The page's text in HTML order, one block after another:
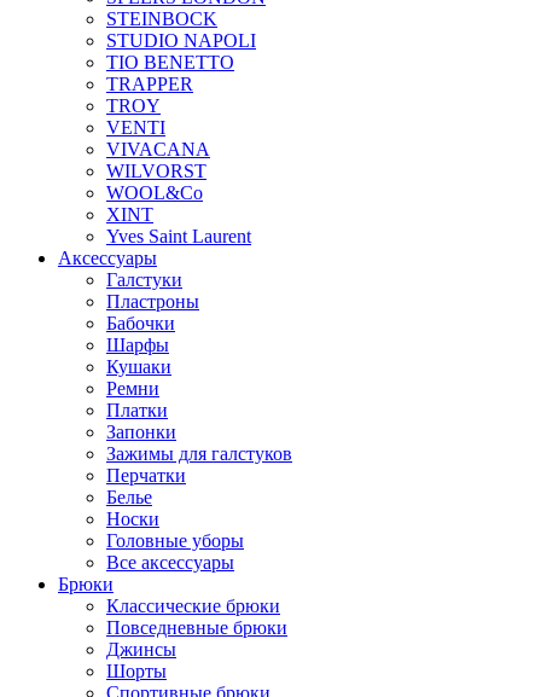
STEINBOCK
STUDIO NAPOLI
TIO BENETTO
TRAPPER
TROY
VENTI
VIVACANA
WILVORST
WOOL&Co
XINT
Yves Saint Laurent
Аксессуары
Галстуки
Пластроны
Бабочки
Шарфы
Кушаки
Ремни
Платки
Запонки
Зажимы для галстуков
Перчатки
Белье
Носки
Головные уборы
Все аксессуары
Брюки
Классические брюки
Повседневные брюки
Джинсы
Шорты
Спортивные брюки